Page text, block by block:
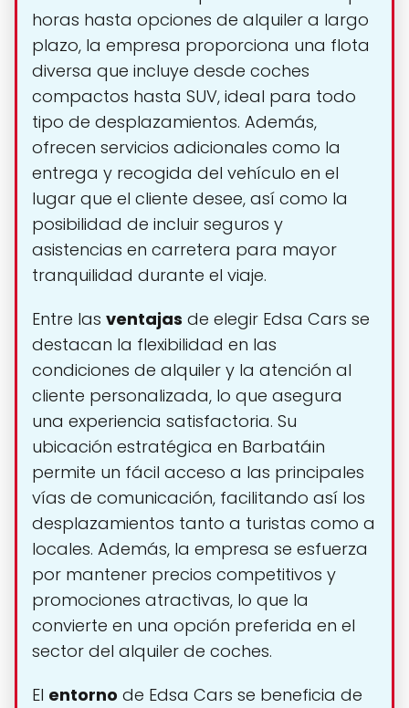
horas hasta opciones de alquiler a largo
plazo, la empresa proporciona una flota
diversa que incluye desde coches
compactos hasta SUV, ideal para todo
tipo de desplazamientos. Además,
ofrecen servicios adicionales como la
entrega y recogida del vehículo en el
lugar que el cliente desee, así como la
posibilidad de incluir seguros y
asistencias en carretera para mayor
tranquilidad durante el viaje.
Entre las ventajas de elegir Edsa Cars se
destacan la flexibilidad en las
condiciones de alquiler y la atención al
cliente personalizada, lo que asegura
una experiencia satisfactoria. Su
ubicación estratégica en Barbatáin
permite un fácil acceso a las principales
vías de comunicación, facilitando así los
desplazamientos tanto a turistas como a
locales. Además, la empresa se esfuerza
por mantener precios competitivos y
promociones atractivas, lo que la
convierte en una opción preferida en el
sector del alquiler de coches.
El entorno de Edsa Cars se beneficia de